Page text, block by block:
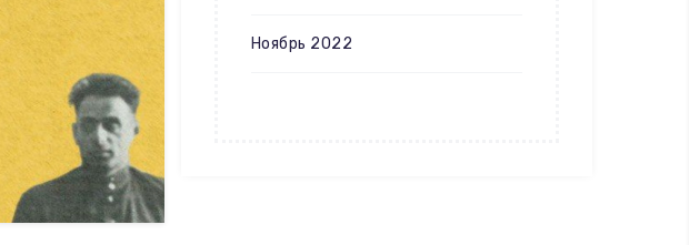
Ноябрь 2022